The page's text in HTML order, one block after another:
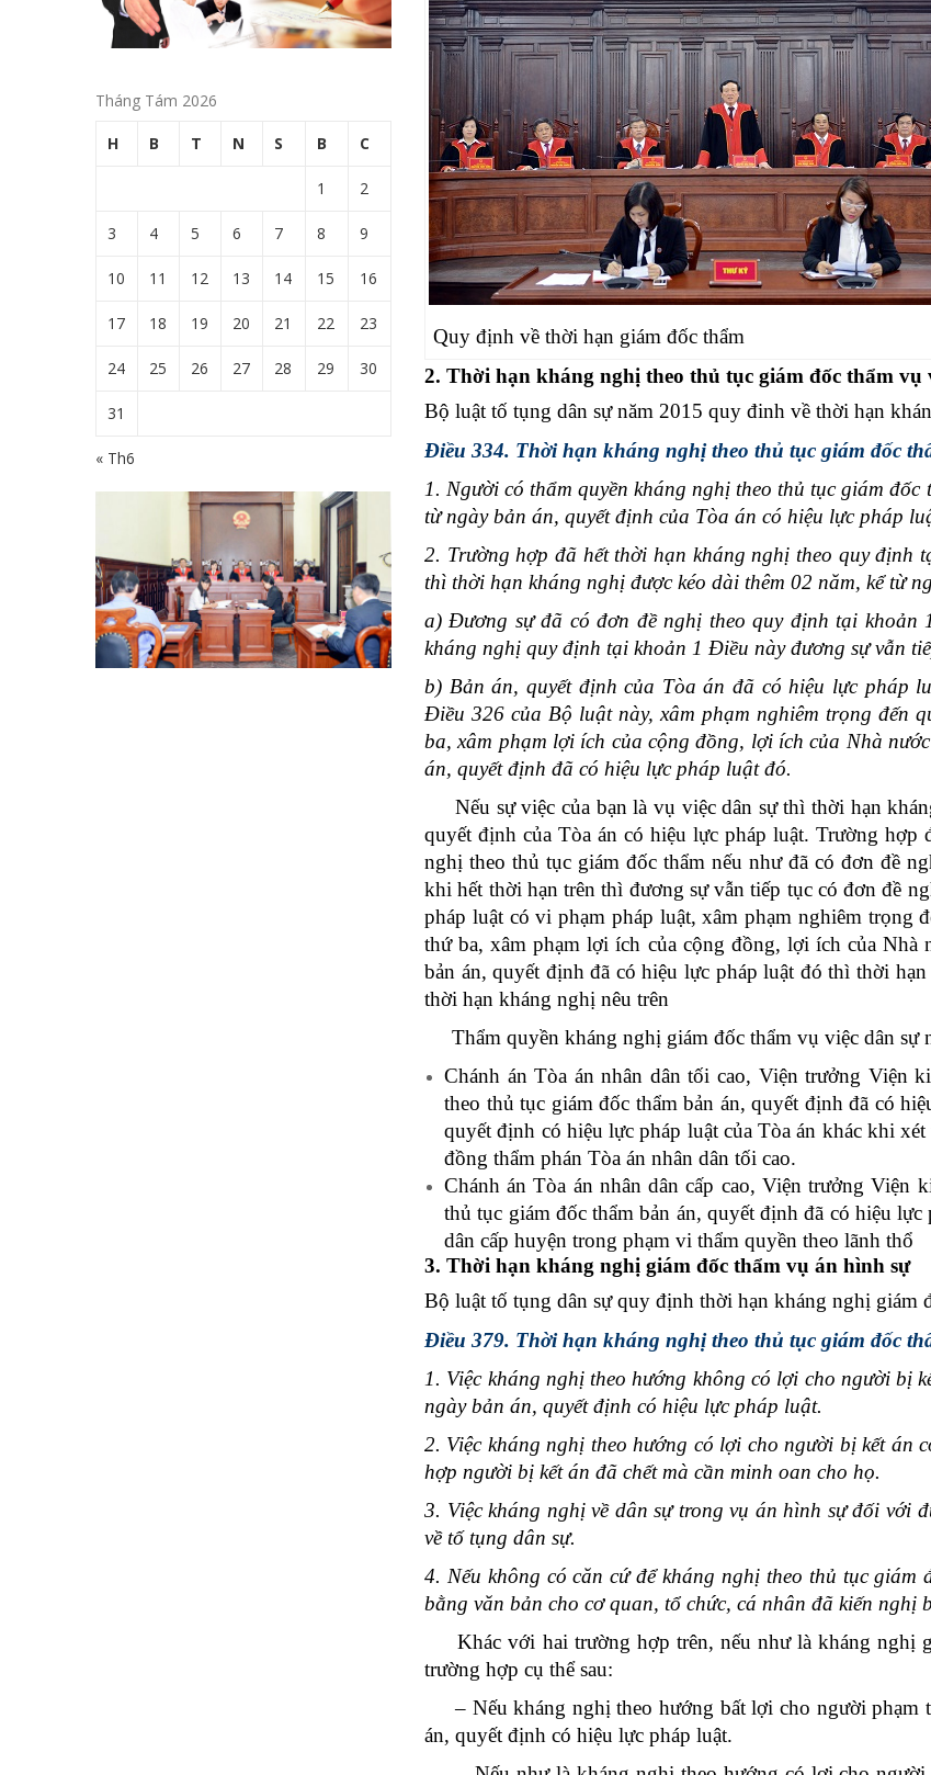
Quy định về thời hạn giám đốc thẩm
2. Thời hạn kháng nghị theo thủ tục giám đốc thẩm vụ
Bộ luật tố tụng dân sự năm 2015 quy đinh về thời hạn
Điều 334. Thời hạn kháng nghị theo thủ tục giám đốc
1. Người có thẩm quyền kháng nghị theo thủ tục giám
từ ngày bản án, quyết định của Tòa án có hiệu lực pháp
2. Trường hợp đã hết thời hạn kháng nghị theo quy định
thì thời hạn kháng nghị được kéo dài thêm 02 năm, kể từ
a) Đương sự đã có đơn đề nghị theo quy định tại
kháng nghị quy định tại khoản 1 Điều này đương sự vẫn
b) Bản án, quyết định của Tòa án đã có hiệu lực pháp
Điều 326 của Bộ luật này, xâm phạm nghiêm trọng đến
ba, xâm phạm lợi ích của cộng đồng, lợi ích của Nhà
án, quyết định đã có hiệu lực pháp luật đó.
Nếu sự việc của bạn là vụ việc dân sự thì thời hạn
quyết định của Tòa án có hiệu lực pháp luật. Trường
nghị theo thủ tục giám đốc thẩm nếu như đã có đơn đề
khi hết thời hạn trên thì đương sự vẫn tiếp tục có đơn đề
pháp luật có vi phạm pháp luật, xâm phạm nghiêm trọng
thứ ba, xâm phạm lợi ích của cộng đồng, lợi ích của Nhà
bản án, quyết định đã có hiệu lực pháp luật đó thì thời
thời hạn kháng nghị nêu trên
Thẩm quyền kháng nghị giám đốc thẩm vụ việc dân sự
Chánh án Tòa án nhân dân tối cao, Viện trưởng Viện
theo thủ tục giám đốc thẩm bản án, quyết định đã có
quyết định có hiệu lực pháp luật của Tòa án khác khi
đồng thẩm phán Tòa án nhân dân tối cao.
Chánh án Tòa án nhân dân cấp cao, Viện trưởng Viện
thủ tục giám đốc thẩm bản án, quyết định đã có hiệu
dân cấp huyện trong phạm vi thẩm quyền theo lãnh thổ
3. Thời hạn kháng nghị giám đốc thẩm vụ án hình sự
Bộ luật tố tụng dân sự quy định thời hạn kháng nghị giám
Điều 379. Thời hạn kháng nghị theo thủ tục giám đốc
1. Việc kháng nghị theo hướng không có lợi cho người bị
ngày bản án, quyết định có hiệu lực pháp luật.
2. Việc kháng nghị theo hướng có lợi cho người bị kết án
hợp người bị kết án đã chết mà cần minh oan cho họ.
3. Việc kháng nghị về dân sự trong vụ án hình sự đối với
về tố tụng dân sự.
4. Nếu không có căn cứ để kháng nghị theo thủ tục
bằng văn bản cho cơ quan, tổ chức, cá nhân đã kiến nghị
Khác với hai trường hợp trên, nếu như là kháng nghị
trường hợp cụ thể sau:
– Nếu kháng nghị theo hướng bất lợi cho người phạm
án, quyết định có hiệu lực pháp luật.
Tháng Tám 2026
H B T N S B C
1 2
3 4 5 6 7 8 9
10 11 12 13 14 15 16
17 18 19 20 21 22 23
24 25 26 27 28 29 30
31
« Th6